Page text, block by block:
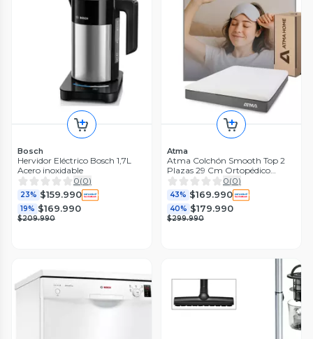
Bosch
Hervidor Eléctrico Bosch 1,7L
Acero inoxidable
0(0)
23% $159.990
19% $169.990
$209.990
Atma
Atma Colchón Smooth Top 2
Plazas 29 Cm Ortopédico
Blanco
0(0)
43% $169.990
40% $179.990
$299.990